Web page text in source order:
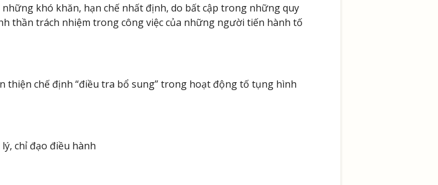
khó khăn, hạn chế nhất định, do bất cập trong những quy
thần trách nhiệm trong công việc của những người tiến hành tố
thiện chế định “điều tra bổ sung” trong hoạt động tố tụng hình
chỉ đạo điều hành